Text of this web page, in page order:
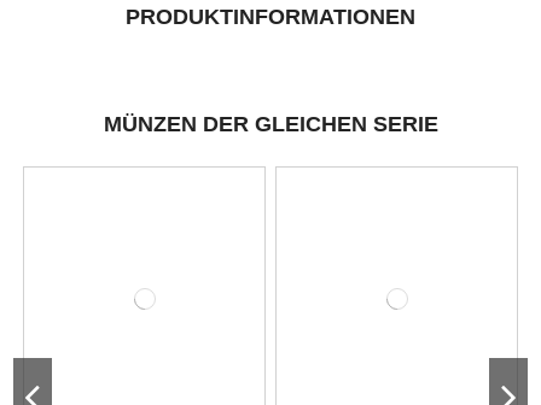
PRODUKTINFORMATIONEN
MÜNZEN DER GLEICHEN SERIE